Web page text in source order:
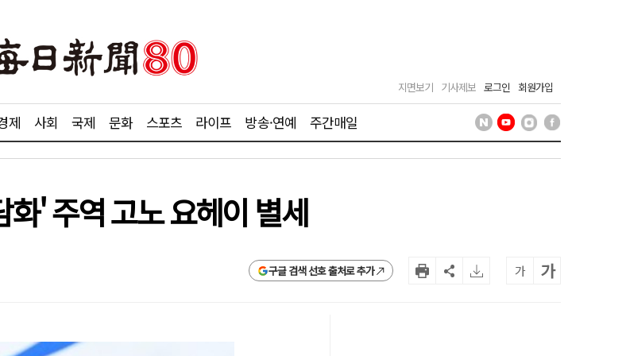
지면보기 기사제보 로그인 회원가입
제 사회 국제 문화 스포츠 라이프 방송·연예 주간매일
' 주역 고노 요헤이 별세
구글 검색 선호 출처로 추가 가 가